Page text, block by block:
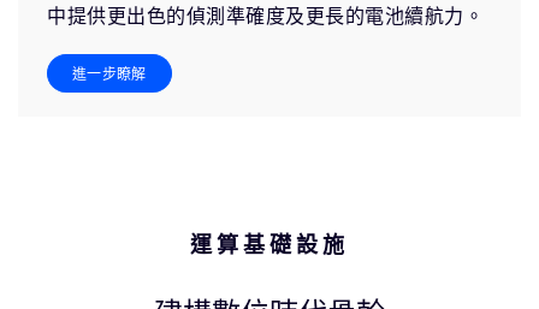
中提供更出色的偵測準確度及更長的電池續航力。
進一步瞭解
運算基礎設施